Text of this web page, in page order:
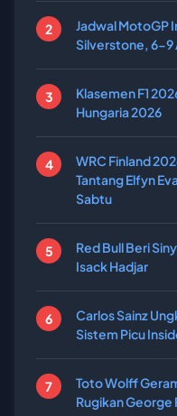
Jadwal MotoGP
Silverstone, 6-9
Klasemen F1
Hungaria 2026
WRC Finland
Tantang Elfyn
Sabtu
Red Bull Beri
Isack Hadjar
Carlos Sainz
Sistem Picu
Toto Wolff
Rugikan George